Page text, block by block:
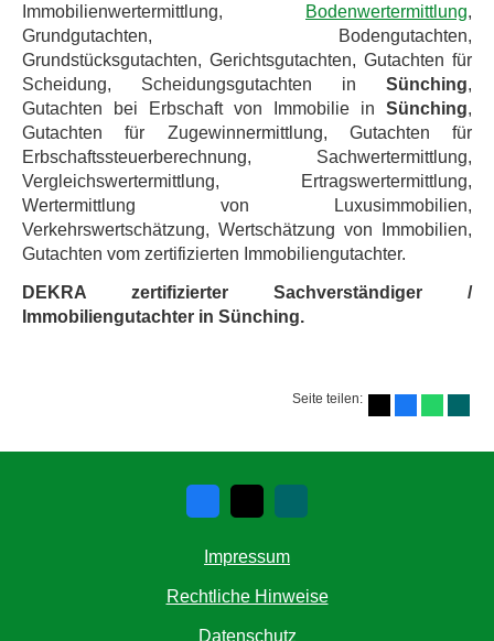
Immobilienwertermittlung,
Bodenwertermittlung,
Grundgutachten, Bodengutachten,
Grundstücksgutachten, Gerichtsgutachten, Gutachten für
Scheidung, Scheidungsgutachten in Sünching,
Gutachten bei Erbschaft von Immobilie in Sünching,
Gutachten für Zugewinnermittlung, Gutachten für
Erbschaftssteuerberechnung, Sachwertermittlung,
Vergleichswertermittlung, Ertragswertermittlung,
Wertermittlung von Luxusimmobilien,
Verkehrswertschätzung, Wertschätzung von Immobilien,
Gutachten vom zertifizierten Immobiliengutachter.
DEKRA zertifizierter Sachverständiger /
Immobiliengutachter in Sünching.
Seite teilen:
Impressum
Rechtliche Hinweise
Datenschutz